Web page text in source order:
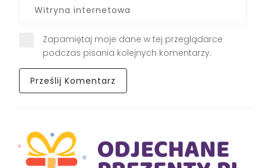
Zapamiętaj moje dane w tej przeglądarce
podczas pisania kolejnych komentarzy.